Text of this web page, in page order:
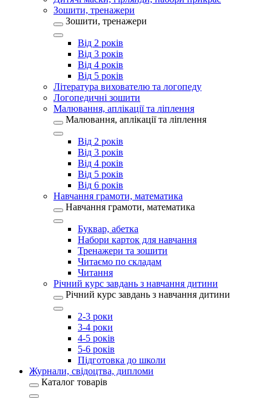
Зошити, тренажери
Зошити, тренажери
Від 2 років
Від 3 років
Від 4 років
Від 5 років
Література вихователю та логопеду
Логопедичні зошити
Малювання, аплікації та ліплення
Малювання, аплікації та ліплення
Від 2 років
Від 3 років
Від 4 років
Від 5 років
Від 6 років
Навчання грамоти, математика
Навчання грамоти, математика
Буквар, абетка
Набори карток для навчання
Тренажери та зошити
Читаємо по складам
Читання
Річний курс завдань з навчання дитини
Річний курс завдань з навчання дитини
2-3 роки
3-4 роки
4-5 років
5-6 років
Підготовка до школи
Журнали, свідоцтва, дипломи
Каталог товарів